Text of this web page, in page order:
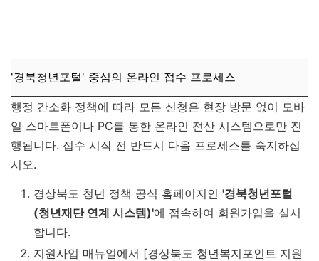
'경북청년포털' 중심의 온라인 접수 프로세스
행정 간소화 정책에 따라 모든 신청은 현장 방문 없이 모바
일 스마트폰이나 PC를 통한 온라인 전산 시스템으로만 진
행됩니다. 접수 시작 전 반드시 다음 프로세스를 숙지하십
시오.
경상북도 청년 정책 공식 홈페이지인 '경북청년포털
(청년재단 연계 시스템)'에 접속하여 회원가입을 실시
합니다.
지원사업 매뉴얼에서 [경상북도 청년복지포인트 지원